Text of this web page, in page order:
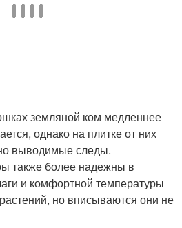
земляной ком медленнее
однако на плитке от них
выводимые следы.
также более надежны в
и комфортной температуры
но вписываются они не